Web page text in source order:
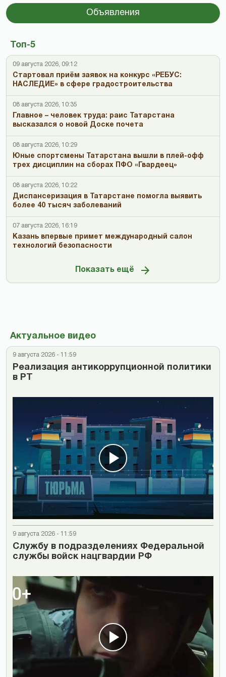
Объявления
Топ-5
09 августа 2026, 09:12
Стартовал приём заявок на конкурс «РЕБУС:
НАСЛЕДИЕ» в сфере градостроительства
08 августа 2026, 10:35
Главное – человек труда: раис Татарстана
высказался о новой Доске почета
08 августа 2026, 10:29
Юные спортсмены Татарстана вышли в плей-офф
трех дисциплин на сборах ПФО «Гвардеец»
08 августа 2026, 10:22
Диспансеризация в Татарстане помогла выявить
более 40 тысяч заболеваний
07 августа 2026, 16:19
Казань впервые примет международный салон
технологий безопасности
Показать ещё
Актуальное видео
9 августа 2026 - 11:59
Реализация антикоррупционной политики
в РТ
9 августа 2026 - 11:59
Cлужбу в подразделениях Федеральной
службы войск нацгвардии РФ